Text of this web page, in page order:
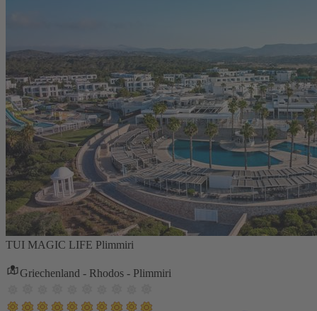
TUI MAGIC LIFE Plimmiri
Griechenland - Rhodos - Plimmiri